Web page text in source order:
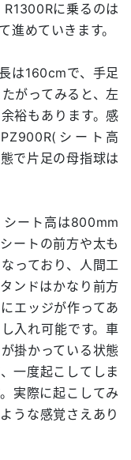
に乗るのは
進めていきます。
は160cmで、手足
がってみると、左
裕もあります。感
シート高
で片足の母指球は
ート高は800mm
ートの前方や太も
っており、人間工
ンドはかなり前方
エッジが作ってあ
入れ可能です。車
掛かっている状態
一度起こしてしま
実際に起こしてみ
うな感覚さえあり